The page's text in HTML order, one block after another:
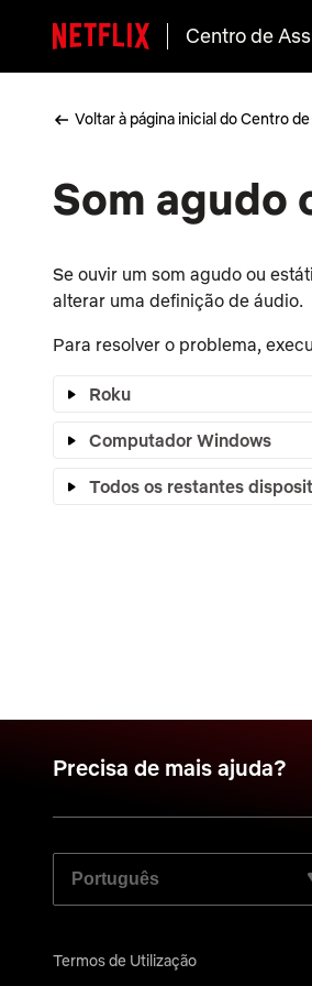
Centro de
Voltar à página inicial do Centro
Som agudo
Se ouvir um som agudo ou
alterar uma definição de áudio.
Para resolver o problema,
Roku
Computador Windows
Todos os restantes
Precisa de mais ajuda?
SELECIONE O SEU IDIOMA
Termos de Utilização